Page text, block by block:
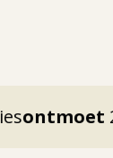
200+